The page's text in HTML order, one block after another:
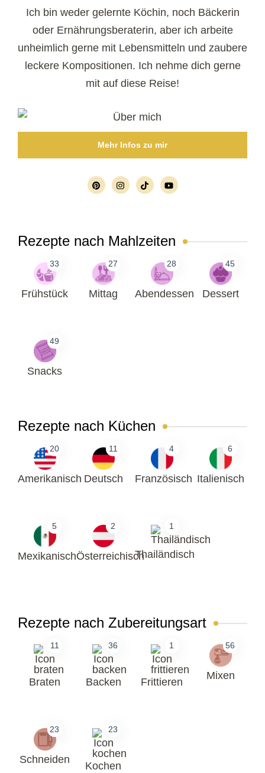
Ich bin weder gelernte Köchin, noch Bäckerin
oder Ernährungsberaterin, aber ich arbeite
unheimlich gerne mit Lebensmitteln und zaubere
leckere Kompositionen. Ich nehme dich gerne
mit auf diese Reise!
Mehr Infos zu mir
Rezepte nach Mahlzeiten
33
Frühstück
27
Mittag
28
Abendessen
45
Dessert
49
Snacks
Rezepte nach Küchen
20
Amerikanisch
11
Deutsch
4
Französisch
6
Italienisch
5
Mexikanisch
2
Österreichisch
1
Thailändisch
Rezepte nach Zubereitungsart
11
Braten
36
Backen
1
Frittieren
56
Mixen
23
Schneiden
23
Kochen